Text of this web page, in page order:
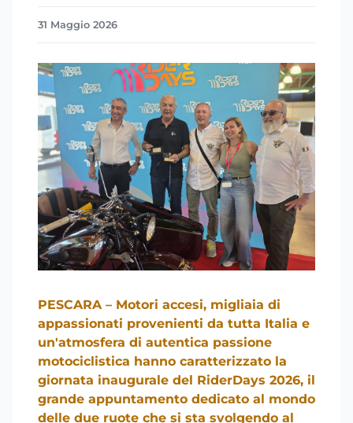
31 Maggio 2026
PESCARA – Motori accesi, migliaia di
appassionati provenienti da tutta Italia e
un'atmosfera di autentica passione
motociclistica hanno caratterizzato la
giornata inaugurale del RiderDays 2026, il
grande appuntamento dedicato al mondo
delle due ruote che si sta svolgendo al